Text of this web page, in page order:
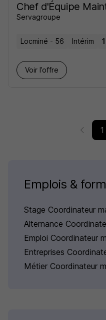
Chef d'Équipe
Servagroupe
Locminé - 56 Intérim
Voir l’offre
1
Emplois &
Stage Coordinateur
Alternance
Emploi Coordinateur
Entreprises
Métier Coordinateur